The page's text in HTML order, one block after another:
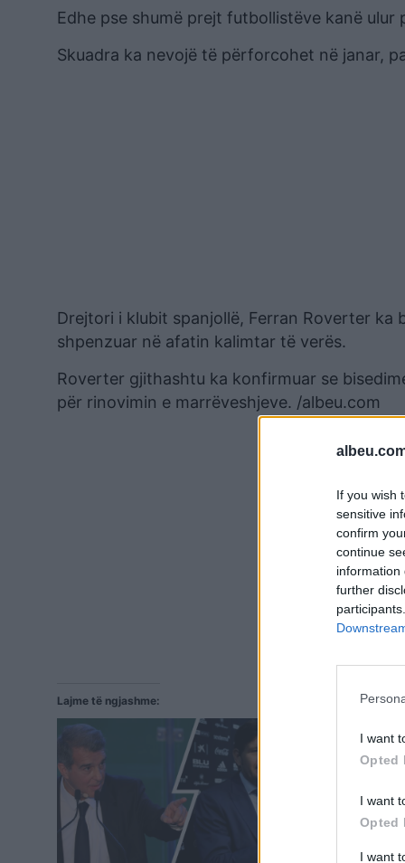
If you wish
sensitive
confirm
continue
information
further
I want
Opted
I want
Opted
I want
Edhe pse shumë prejt futbollistëve kanë
Skuadra ka nevojë të përforcohet në janar,
Drejtori i klubit spanjollë, Ferran Roverter ka
shpenzuar në afatin kalimtar të verës.
Roverter gjithashtu ka konfirmuar se
për rinovimin e marrëveshjeve. /albeu.com
Lajme të ngjashme: